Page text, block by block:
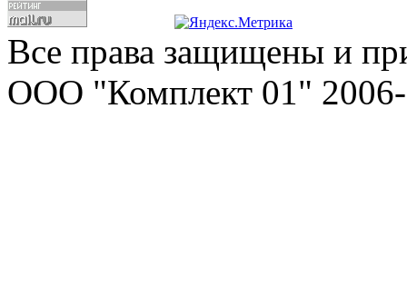
Все права защищены и
ООО "Комплект 01" 2006-